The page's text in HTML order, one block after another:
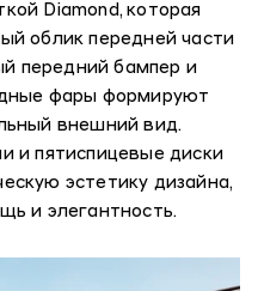
Diamond, которая
облик передней части
передний бампер и
фары формируют
внешний вид.
и пятиспицевые диски
эстетику дизайна,
и элегантность.